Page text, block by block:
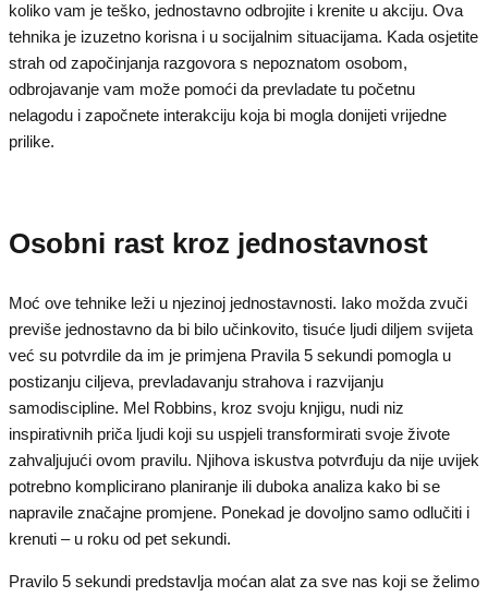
koliko vam je teško, jednostavno odbrojite i krenite u akciju. Ova
tehnika je izuzetno korisna i u socijalnim situacijama. Kada osjetite
strah od započinjanja razgovora s nepoznatom osobom,
odbrojavanje vam može pomoći da prevladate tu početnu
nelagodu i započnete interakciju koja bi mogla donijeti vrijedne
prilike.
Osobni rast kroz jednostavnost
Moć ove tehnike leži u njezinoj jednostavnosti. Iako možda zvuči
previše jednostavno da bi bilo učinkovito, tisuće ljudi diljem svijeta
već su potvrdile da im je primjena Pravila 5 sekundi pomogla u
postizanju ciljeva, prevladavanju strahova i razvijanju
samodiscipline. Mel Robbins, kroz svoju knjigu, nudi niz
inspirativnih priča ljudi koji su uspjeli transformirati svoje živote
zahvaljujući ovom pravilu. Njihova iskustva potvrđuju da nije uvijek
potrebno komplicirano planiranje ili duboka analiza kako bi se
napravile značajne promjene. Ponekad je dovoljno samo odlučiti i
krenuti – u roku od pet sekundi.
Pravilo 5 sekundi predstavlja moćan alat za sve nas koji se želimo